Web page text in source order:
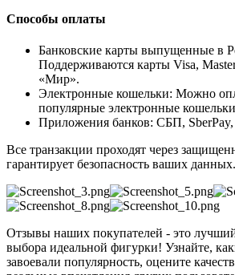
Способы оплаты
Банковские карты выпущенные в
Поддерживаются карты Visa,
«Мир».
Электронные кошельки: Можно
популярные электронные
Приложения банков: СБП, SberPay,
Все транзакции проходят через
гарантирует безопасность ваших данных.
Отзывы наших покупателей - это
выбора идеальной фигурки! Узнайте,
завоевали популярность, оцените